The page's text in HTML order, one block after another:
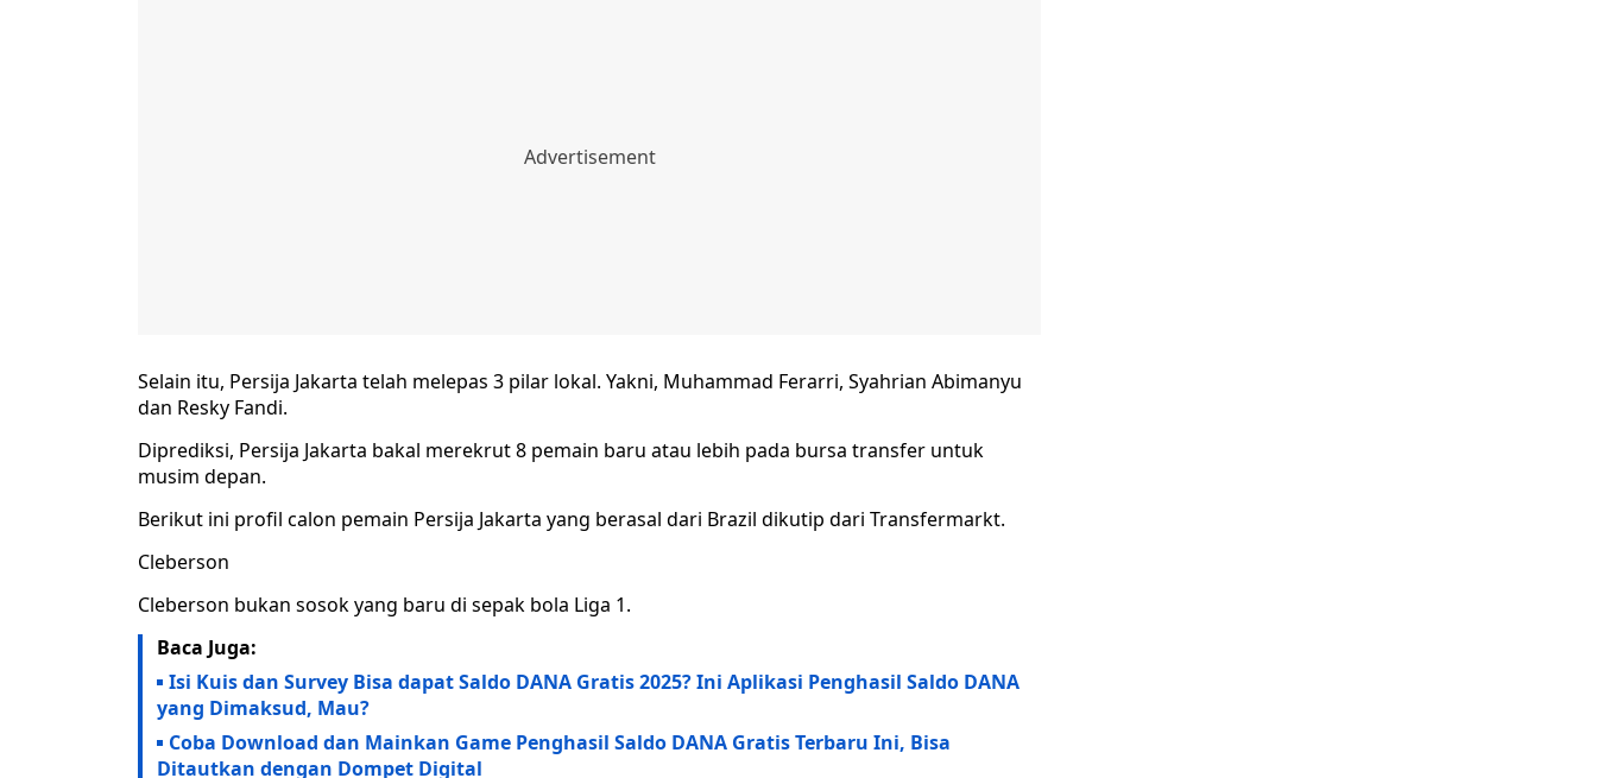
Selain itu, Persija Jakarta telah melepas 3 pilar lokal. Yakni, Muhammad Ferarri, Syahrian Abimanyu
dan Resky Fandi.
Diprediksi, Persija Jakarta bakal merekrut 8 pemain baru atau lebih pada bursa transfer untuk
musim depan.
Berikut ini profil calon pemain Persija Jakarta yang berasal dari Brazil dikutip dari Transfermarkt.
Cleberson
Cleberson bukan sosok yang baru di sepak bola Liga 1.
Baca Juga:
Isi Kuis dan Survey Bisa dapat Saldo DANA Gratis 2025? Ini Aplikasi Penghasil Saldo DANA
yang Dimaksud, Mau?
Coba Download dan Mainkan Game Penghasil Saldo DANA Gratis Terbaru Ini, Bisa
Ditautkan dengan Dompet Digital